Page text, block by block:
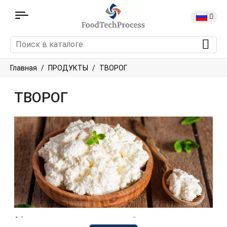
Главная ПРОДУКТЫ ТВОРОГ
ТВОРОГ
Оборудование для пищевой промышленности,